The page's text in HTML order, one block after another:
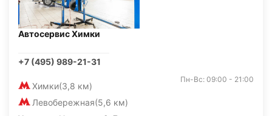
Автосервис Химки
+7 (495) 989-21-31
Химки(3,8 км)
Левобережная(5,6 км)
Пн-Вс: 09:00 - 21:00